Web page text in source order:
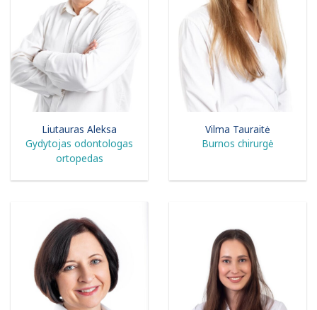
Liutauras Aleksa
Gydytojas odontologas
ortopedas
Vilma Tauraitė
Burnos chirurgė